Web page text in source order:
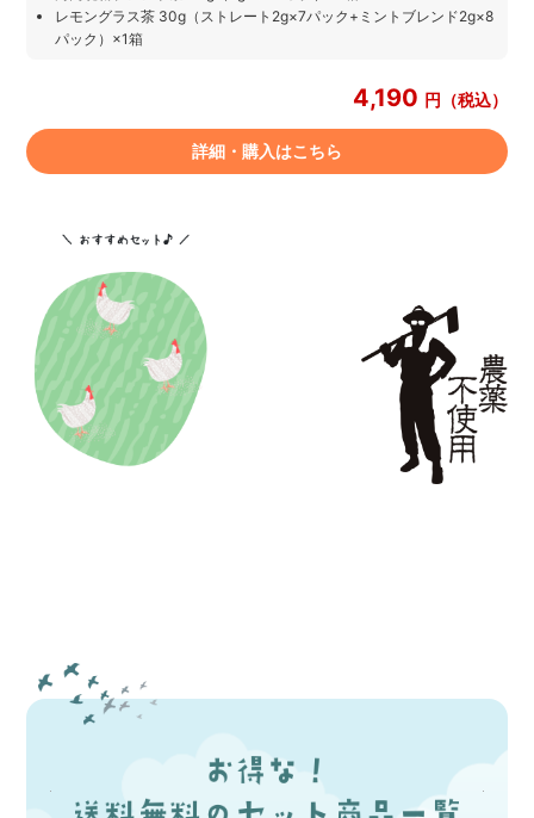
レモングラス茶 30g（ストレート2g×7パック+ミントブレンド2g×8
パック）×1箱
4,190 円（税込）
詳細・購入はこちら